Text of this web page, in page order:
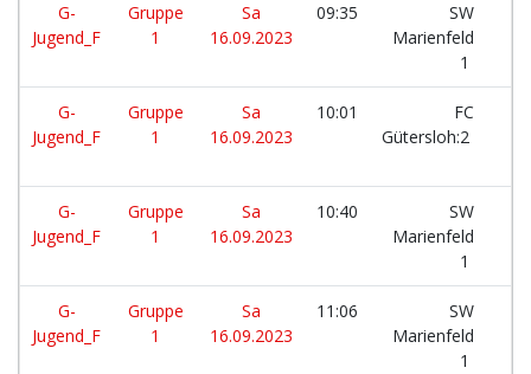
G-
Jugend_F
Gruppe
1
Sa
16.09.2023
09:35
SW
Marienfeld
1
G-
Jugend_F
Gruppe
1
Sa
16.09.2023
10:01
FC
Gütersloh:2
G-
Jugend_F
Gruppe
1
Sa
16.09.2023
10:40
SW
Marienfeld
1
G-
Jugend_F
Gruppe
1
Sa
16.09.2023
11:06
SW
Marienfeld
1